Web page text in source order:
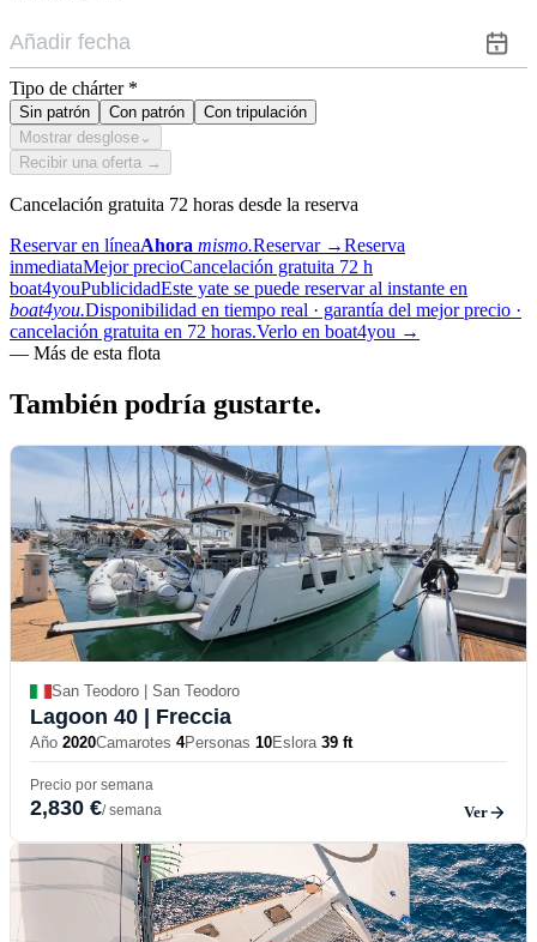
Tipo de chárter *
Sin patrón Con patrón
Con tripulación
Mostrar desglose ⌄
Recibir una oferta →
Cancelación gratuita 72 horas desde la reserva
Reservar en líneaAhora mismo.Reservar →Reserva
inmediataMejor precioCancelación gratuita 72 h
boat4youPublicidadEste yate se puede reservar al instante en
boat4you.Disponibilidad en tiempo real · garantía del mejor precio ·
cancelación gratuita en 72 horas.Verlo en boat4you →
— Más de esta flota
También podría gustarte.
San Teodoro | San Teodoro
Lagoon 40 | Freccia
Año 2020Camarotes 4Personas 10Eslora 39 ft
Precio por semana
2,830 €/ semana Ver